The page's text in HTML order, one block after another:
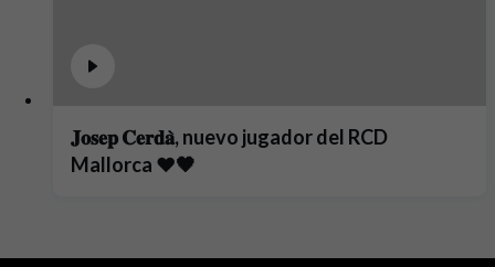
𝐉𝐨𝐬𝐞𝐩 𝐂𝐞𝐫𝐝𝐚̀, nuevo jugador del RCD
Mallorca ❤️🖤